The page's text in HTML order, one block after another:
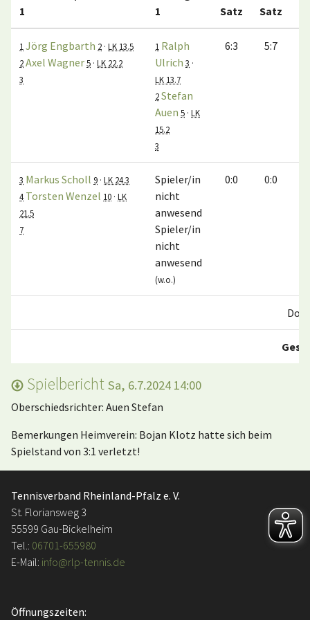
1
1
Satz
Satz
1 Jörg Engbarth 2 · LK 13.5
2Axel Wagner5 · LK 22.2
3
1 Ralph
Ulrich 3 ·
LK 13.7
2Stefan
Auen 5 · LK
15.2
3
6:3 5:7
3 Markus Scholl 9 · LK 24.3
4 Torsten Wenzel 10 · LK
21.5
7
Spieler/in
nicht
anwesend
Spieler/in
nicht
anwesend
(w.o.)
0:0 0:0
Spielbericht Sa, 6.7.2024 14:00
Oberschiedsrichter: Auen Stefan
Bemerkungen Heimverein: Bojan Klotz hatte sich beim
Spielstand von 3:1 verletzt!
Tennisverband Rheinland-Pfalz e. V.
St. Floriansweg 3
55599 Gau-Bickelheim
Tel.: 06701-655980
E-Mail: info@rlp-tennis.de
Öffnungszeiten: